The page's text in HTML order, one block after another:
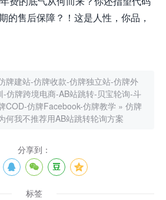
的售后保障？！这是人性，你品，
牌建站-仿牌收款-仿牌独立站-仿牌外
-仿牌跨境电商-AB站跳转-贝宝轮询-斗
COD-仿牌Facebook-仿牌教学 » 仿牌
何我不推荐用AB站跳转轮询方案
分享到：
标签